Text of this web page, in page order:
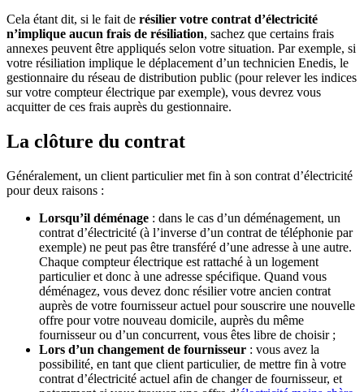
Cela étant dit, si le fait de résilier votre contrat d’électricité
n’implique aucun frais de résiliation, sachez que certains frais
annexes peuvent être appliqués selon votre situation. Par exemple, si
votre résiliation implique le déplacement d’un technicien Enedis, le
gestionnaire du réseau de distribution public (pour relever les indices
sur votre compteur électrique par exemple), vous devrez vous
acquitter de ces frais auprès du gestionnaire.
La clôture du contrat
Généralement, un client particulier met fin à son contrat d’électricité
pour deux raisons :
Lorsqu’il déménage : dans le cas d’un déménagement, un
contrat d’électricité (à l’inverse d’un contrat de téléphonie par
exemple) ne peut pas être transféré d’une adresse à une autre.
Chaque compteur électrique est rattaché à un logement
particulier et donc à une adresse spécifique. Quand vous
déménagez, vous devez donc résilier votre ancien contrat
auprès de votre fournisseur actuel pour souscrire une nouvelle
offre pour votre nouveau domicile, auprès du même
fournisseur ou d’un concurrent, vous êtes libre de choisir ;
Lors d’un changement de fournisseur : vous avez la
possibilité, en tant que client particulier, de mettre fin à votre
contrat d’électricité actuel afin de changer de fournisseur, et